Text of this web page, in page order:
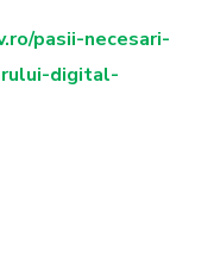
pasii-necesari-
digital-